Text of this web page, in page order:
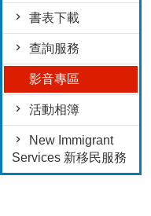
書表下載
查詢服務
影音專區
活動相簿
New Immigrant
Services 新移民服務